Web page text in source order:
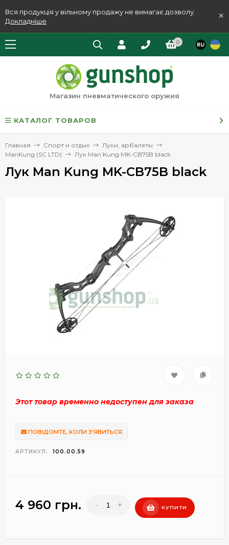
Вся продукція у вільному продажу не вимагає дозволу.
Докладніше
×
0
Магазин пневматического оружия
КАТАЛОГ ТОВАРОВ
Главная Спорт и отдых
Луки, арбалеты
ManKung (SC LTD)
Лук Man Kung MK-CB75B black
Лук Man Kung MK-CB75B black
Этот товар временно недоступен для заказа
ПОВІДОМТЕ, КОЛИ З'ЯВИТЬСЯ
АРТИКУЛ: 100.00.59
4 960 грн. - + КУПИТИ